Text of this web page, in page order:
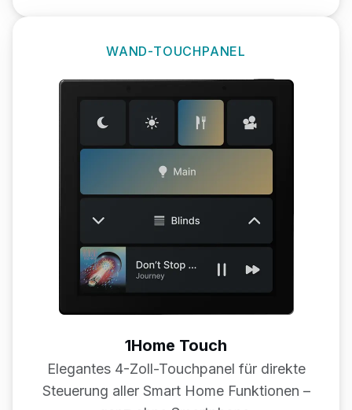
WAND-TOUCHPANEL
1Home Touch
Elegantes 4-Zoll-Touchpanel für direkte
Steuerung aller Smart Home Funktionen –